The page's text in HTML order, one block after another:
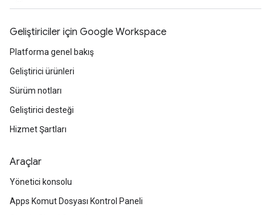
Geliştiriciler için Google Workspace
Platforma genel bakış
Geliştirici ürünleri
Sürüm notları
Geliştirici desteği
Hizmet Şartları
Araçlar
Yönetici konsolu
Apps Komut Dosyası Kontrol Paneli